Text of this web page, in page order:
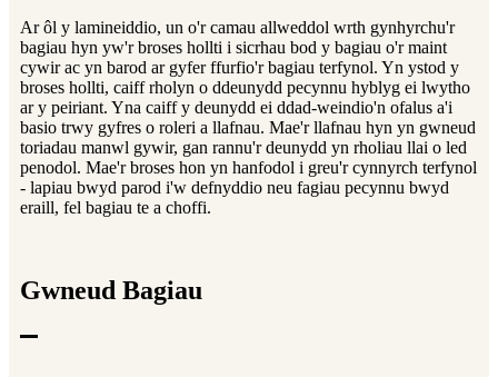
Ar ôl y lamineiddio, un o'r camau allweddol wrth gynhyrchu'r
bagiau hyn yw'r broses hollti i sicrhau bod y bagiau o'r maint
cywir ac yn barod ar gyfer ffurfio'r bagiau terfynol. Yn ystod y
broses hollti, caiff rholyn o ddeunydd pecynnu hyblyg ei lwytho
ar y peiriant. Yna caiff y deunydd ei ddad-weindio'n ofalus a'i
basio trwy gyfres o roleri a llafnau. Mae'r llafnau hyn yn gwneud
toriadau manwl gywir, gan rannu'r deunydd yn rholiau llai o led
penodol. Mae'r broses hon yn hanfodol i greu'r cynnyrch terfynol
- lapiau bwyd parod i'w defnyddio neu fagiau pecynnu bwyd
eraill, fel bagiau te a choffi.
Gwneud Bagiau